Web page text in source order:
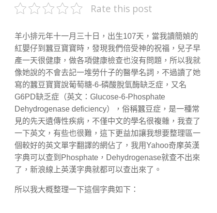
Rate this post
羊小排元年十一月三十日，出生107天，當我讀簡媜的
紅嬰仔到蠶豆寶寶時，發現我們倍受神的祝福，兒子早
產一天很健康，做各項健康檢查也沒有問題，所以我就
像她說的不會去記一堆勞什子的醫學名詞，不過讀了她
寫的蠶豆寶寶說葡萄糖-6-磷酸脫氫酶缺乏症，又名
G6PD缺乏症（英文：Glucose-6-Phosphate
Dehydrogenase deficiency），俗稱蠶豆症，是一種常
見的先天遺傳性疾病，不僅中文的學名很複雜，我查了
一下英文，有些也很難，這下更益加讓我想要整理區一
個較好的英文單字翻譯的網佔了，我用Yahoo奇摩英漢
字典可以查到Phosphate，Dehydrogenase就查不出來
了，新浪線上英漢字典就都可以查出來了。
所以我大概整理一下這個字典如下：